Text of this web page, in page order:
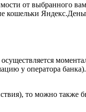
от выбранного
кошельки
у оператора
то можно также